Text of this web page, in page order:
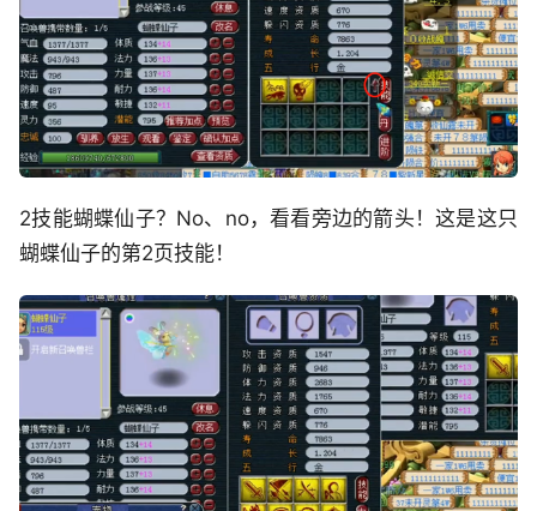
2技能蝴蝶仙子？No、no，看看旁边的箭头！这是这只
蝴蝶仙子的第2页技能！